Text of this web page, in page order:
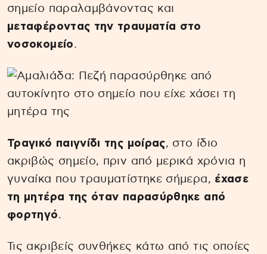
σημείο παραλαμβάνοντας και
μεταφέροντας την τραυματία στο
νοσοκομείο.
Τραγικό παιγνίδι της μοίρας, στο ίδιο
ακριβώς σημείο, πριν από μερικά χρόνια η
γυναίκα που τραυματίστηκε σήμερα, έχασε
τη μητέρα της όταν παρασύρθηκε από
φορτηγό.
Τις ακριβείς συνθήκες κάτω από τις οποίες